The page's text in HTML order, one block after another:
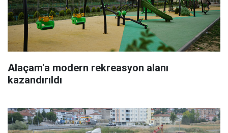
Alaçam'a modern rekreasyon alanı
kazandırıldı